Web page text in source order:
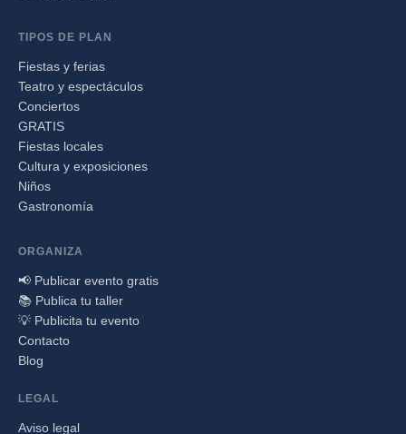
TIPOS DE PLAN
Fiestas y ferias
Teatro y espectáculos
Conciertos
GRATIS
Fiestas locales
Cultura y exposiciones
Niños
Gastronomía
ORGANIZA
📢 Publicar evento gratis
📚 Publica tu taller
💡 Publicita tu evento
Contacto
Blog
LEGAL
Aviso legal